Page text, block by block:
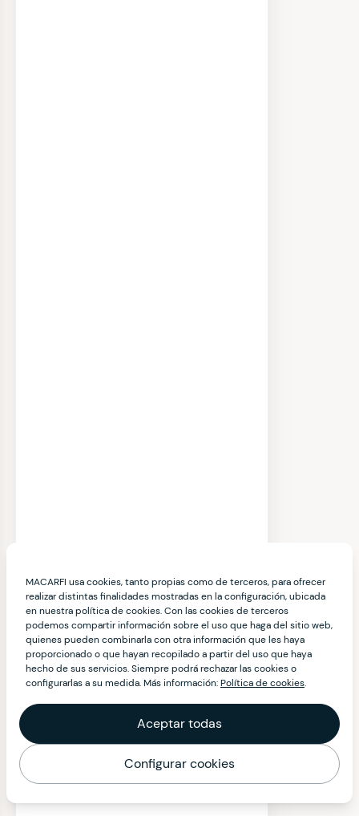
MACARFI usa cookies, tanto propias como de terceros, para ofrecer
realizar distintas finalidades mostradas en la configuración, ubicada
en nuestra política de cookies. Con las cookies de terceros
podemos compartir información sobre el uso que haga del sitio web,
quienes pueden combinarla con otra información que les haya
proporcionado o que hayan recopilado a partir del uso que haya
hecho de sus servicios. Siempre podrá rechazar las cookies o
configurarlas a su medida. Más información:Política de cookies.
Aceptar todas
Configurar cookies